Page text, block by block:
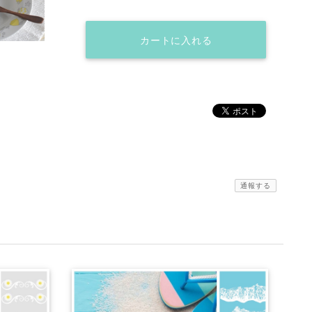
カートに入れる
通報する